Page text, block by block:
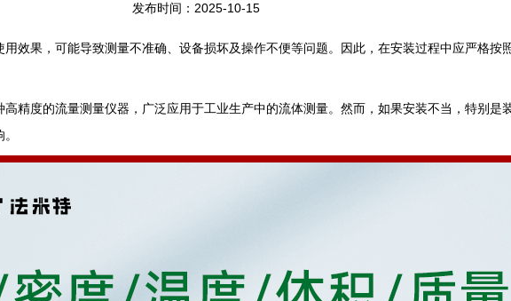
发布时间：2025-10-15
效果，可能导致测量不准确、设备损坏及操作不便等问题。因此，在安装过程中应严格按
高精度的流量测量仪器，广泛应用于工业生产中的流体测量。然而，如果安装不当，特别是